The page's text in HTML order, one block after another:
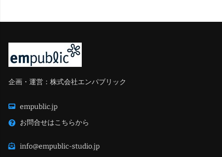
企画・運営：株式会社エンパブリック
empublic.jp
お問合せはこちらから
info@empublic-studio.jp